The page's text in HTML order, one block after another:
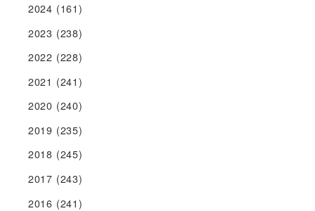
2024 (161)
2023 (238)
2022 (228)
2021 (241)
2020 (240)
2019 (235)
2018 (245)
2017 (243)
2016 (241)